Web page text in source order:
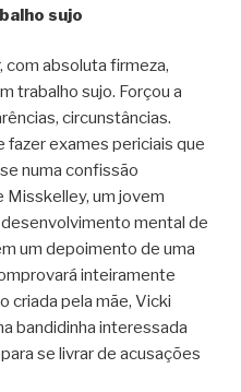
sujo
com absoluta firmeza,
trabalho sujo. Forçou a
circunstâncias.
fazer exames periciais que
numa confissão
Misskelley, um jovem
mental de
um depoimento de uma
inteiramente
criada pela mãe, Vicki
bandidinha interessada
se livrar de acusações